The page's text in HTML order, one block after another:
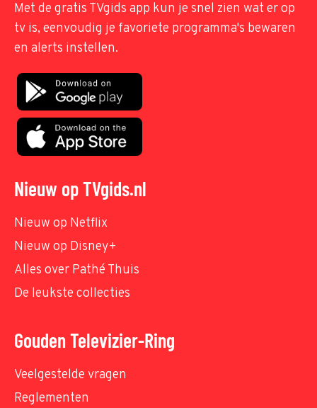
Met de gratis TVgids app kun je snel zien wat er op
tv is, eenvoudig je favoriete programma's bewaren
en alerts instellen.
Nieuw op TVgids.nl
Nieuw op Netflix
Nieuw op Disney+
Alles over Pathé Thuis
De leukste collecties
Gouden Televizier-Ring
Veelgestelde vragen
Reglementen